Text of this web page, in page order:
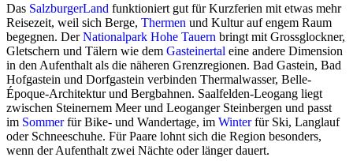
Das SalzburgerLand funktioniert gut für Kurzferien mit etwas mehr
Reisezeit, weil sich Berge, Thermen und Kultur auf engem Raum
begegnen. DerNationalpark Hohe Tauern bringt mit Grossglockner,
Gletschern und Tälern wie dem Gasteinertal eine andere Dimension
in den Aufenthalt als die näheren Grenzregionen. Bad Gastein, Bad
Hofgastein und Dorfgastein verbinden Thermalwasser, Belle-
Époque-Architektur und Bergbahnen. Saalfelden-Leogang liegt
zwischen Steinernem Meer und Leoganger Steinbergen und passt
im Sommerfür Bike- und Wandertage, im Winterfür Ski, Langlauf
oder Schneeschuhe. Für Paare lohnt sich die Region besonders,
wenn der Aufenthalt zwei Nächte oder länger dauert.